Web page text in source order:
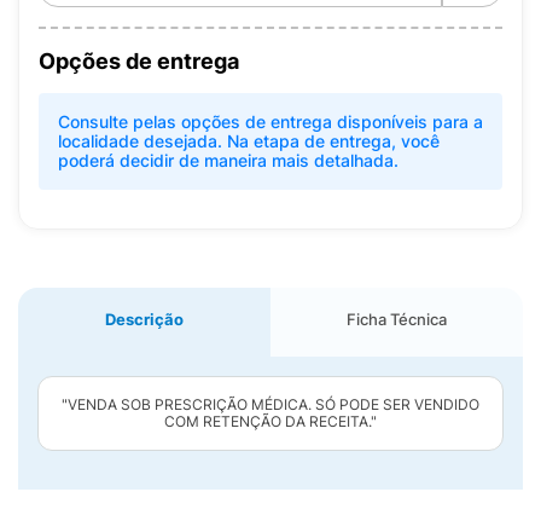
Opções de entrega
Consulte pelas opções de entrega disponíveis para a
localidade desejada. Na etapa de entrega, você
poderá decidir de maneira mais detalhada.
Descrição Ficha Técnica
"VENDA SOB PRESCRIÇÃO MÉDICA. SÓ PODE SER VENDIDO
COM RETENÇÃO DA RECEITA."